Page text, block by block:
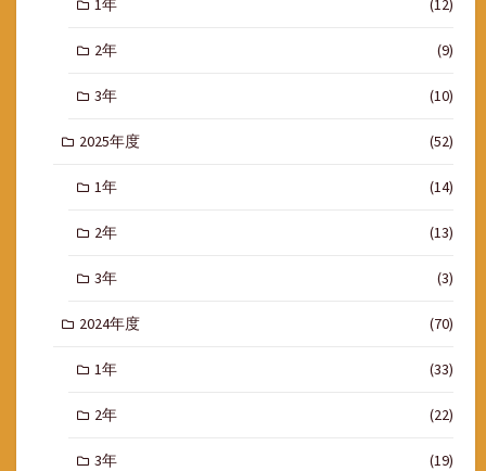
2年 (9)
3年 (10)
2025年度 (52)
1年 (14)
2年 (13)
3年 (3)
2024年度 (70)
1年 (33)
2年 (22)
3年 (19)